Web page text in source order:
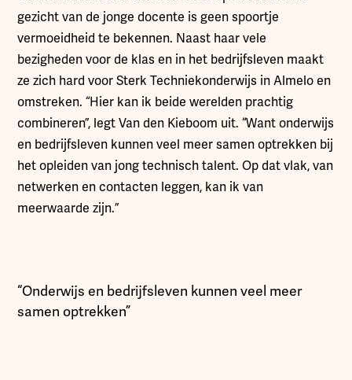
gezicht van de jonge docente is geen spoortje
vermoeidheid te bekennen. Naast haar vele
bezigheden voor de klas en in het bedrijfsleven maakt
ze zich hard voor Sterk Techniekonderwijs in Almelo en
omstreken. “Hier kan ik beide werelden prachtig
combineren”, legt Van den Kieboom uit. “Want onderwijs
en bedrijfsleven kunnen veel meer samen optrekken bij
het opleiden van jong technisch talent. Op dat vlak, van
netwerken en contacten leggen, kan ik van
meerwaarde zijn.”
“Onderwijs en bedrijfsleven kunnen veel meer
samen optrekken”